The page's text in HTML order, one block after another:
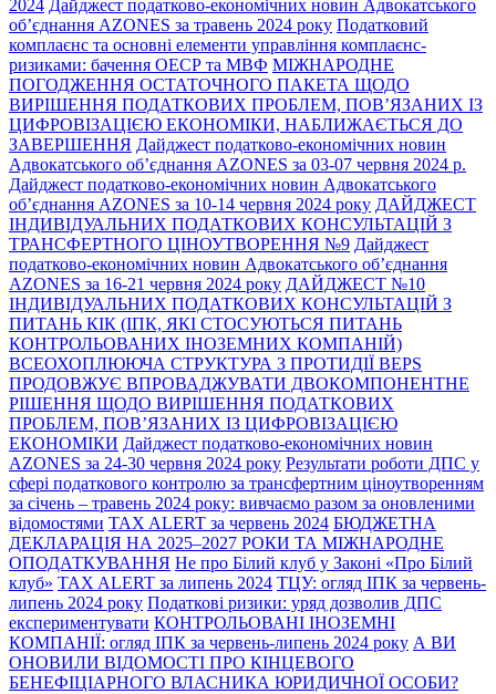
2024 Дайджест податково-економічних новин Адвокатського
об’єднання AZONES за травень 2024 року Податковий
комплаєнс та основні елементи управління комплаєнс-
ризиками: бачення ОЕСР та МВФ МІЖНАРОДНЕ
ПОГОДЖЕННЯ ОСТАТОЧНОГО ПАКЕТА ЩОДО
ВИРІШЕННЯ ПОДАТКОВИХ ПРОБЛЕМ, ПОВ’ЯЗАНИХ ІЗ
ЦИФРОВІЗАЦІЄЮ ЕКОНОМІКИ, НАБЛИЖАЄТЬСЯ ДО
ЗАВЕРШЕННЯ Дайджест податково-економічних новин
Адвокатського об’єднання AZONES за 03-07 червня 2024 р.
Дайджест податково-економічних новин Адвокатського
об’єднання AZONES за 10-14 червня 2024 року ДАЙДЖЕСТ
ІНДИВІДУАЛЬНИХ ПОДАТКОВИХ КОНСУЛЬТАЦІЙ З
ТРАНСФЕРТНОГО ЦІНОУТВОРЕННЯ №9 Дайджест
податково-економічних новин Адвокатського об’єднання
AZONES за 16-21 червня 2024 року ДАЙДЖЕСТ №10
ІНДИВІДУАЛЬНИХ ПОДАТКОВИХ КОНСУЛЬТАЦІЙ З
ПИТАНЬ КІК (ІПК, ЯКІ СТОСУЮТЬСЯ ПИТАНЬ
КОНТРОЛЬОВАНИХ ІНОЗЕМНИХ КОМПАНІЙ)
ВСЕОХОПЛЮЮЧА СТРУКТУРА З ПРОТИДІЇ BEPS
ПРОДОВЖУЄ ВПРОВАДЖУВАТИ ДВОКОМПОНЕНТНЕ
РІШЕННЯ ЩОДО ВИРІШЕННЯ ПОДАТКОВИХ
ПРОБЛЕМ, ПОВ’ЯЗАНИХ ІЗ ЦИФРОВІЗАЦІЄЮ
ЕКОНОМІКИ Дайджест податково-економічних новин
AZONES за 24-30 червня 2024 року Результати роботи ДПС у
сфері податкового контролю за трансфертним ціноутворенням
за січень – травень 2024 року: вивчаємо разом за оновленими
відомостями TAX ALERT за червень 2024 БЮДЖЕТНА
ДЕКЛАРАЦІЯ НА 2025–2027 РОКИ ТА МІЖНАРОДНЕ
ОПОДАТКУВАННЯ Не про Білий клуб у Законі «Про Білий
клуб» TAX ALERT за липень 2024 ТЦУ: огляд ІПК за червень-
липень 2024 року Податкові ризики: уряд дозволив ДПС
експериментувати КОНТРОЛЬОВАНІ ІНОЗЕМНІ
КОМПАНІЇ: огляд ІПК за червень-липень 2024 року А ВИ
ОНОВИЛИ ВІДОМОСТІ ПРО КІНЦЕВОГО
БЕНЕФІЦІАРНОГО ВЛАСНИКА ЮРИДИЧНОЇ ОСОБИ?